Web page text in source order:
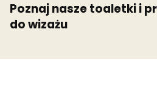
Poznaj nasze toaletki i
do wizażu